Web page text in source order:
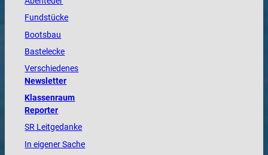
Fundstücke
Bootsbau
Bastelecke
Verschiedenes
Newsletter
Klassenraum
Reporter
SR Leitgedanke
In eigener Sache